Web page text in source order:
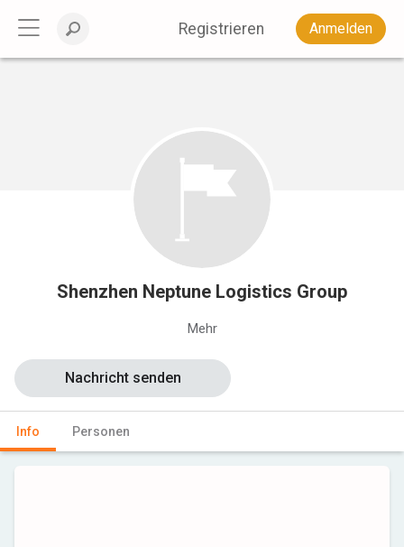
Registrieren Anmelden
Shenzhen Neptune Logistics Group
Mehr
Info Personen
Nachricht senden